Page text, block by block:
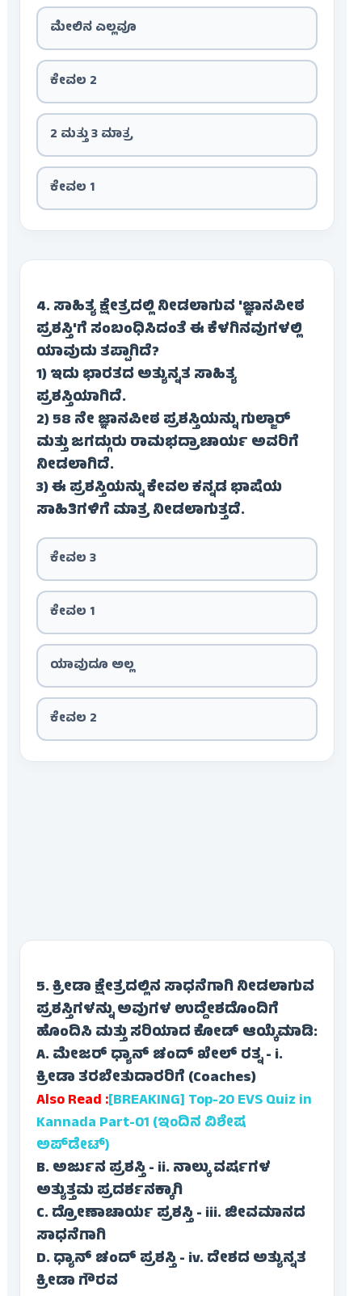
ಮೇಲಿನ ಎಲ್ಲವೂ
ಕೇವಲ 2
2 ಮತ್ತು 3 ಮಾತ್ರ
ಕೇವಲ 1
4. ಸಾಹಿತ್ಯ ಕ್ಷೇತ್ರದಲ್ಲಿ ನೀಡಲಾಗುವ 'ಜ್ಞಾನಪೀಠ
ಪ್ರಶಸ್ತಿ'ಗೆ ಸಂಬಂಧಿಸಿದಂತೆ ಈ ಕೆಳಗಿನವುಗಳಲ್ಲಿ
ಯಾವುದು ತಪ್ಪಾಗಿದೆ?
1) ಇದು ಭಾರತದ ಅತ್ಯುನ್ನತ ಸಾಹಿತ್ಯ
ಪ್ರಶಸ್ತಿಯಾಗಿದೆ.
2) 58 ನೇ ಜ್ಞಾನಪೀಠ ಪ್ರಶಸ್ತಿಯನ್ನು ಗುಲ್ಜಾರ್
ಮತ್ತು ಜಗದ್ಗುರು ರಾಮಭದ್ರಾಚಾರ್ಯ ಅವರಿಗೆ
ನೀಡಲಾಗಿದೆ.
3) ಈ ಪ್ರಶಸ್ತಿಯನ್ನು ಕೇವಲ ಕನ್ನಡ ಭಾಷೆಯ
ಸಾಹಿತಿಗಳಿಗೆ ಮಾತ್ರ ನೀಡಲಾಗುತ್ತದೆ.
ಕೇವಲ 3
ಕೇವಲ 1
ಯಾವುದೂ ಅಲ್ಲ
ಕೇವಲ 2
5. ಕ್ರೀಡಾ ಕ್ಷೇತ್ರದಲ್ಲಿನ ಸಾಧನೆಗಾಗಿ ನೀಡಲಾಗುವ
ಪ್ರಶಸ್ತಿಗಳನ್ನು ಅವುಗಳ ಉದ್ದೇಶದೊಂದಿಗೆ
ಹೊಂದಿಸಿ ಮತ್ತು ಸರಿಯಾದ ಕೋಡ್ ಆಯ್ಕೆಮಾಡಿ:
A. ಮೇಜರ್ ಧ್ಯಾನ್ ಚಂದ್ ಖೇಲ್ ರತ್ನ - i.
ಕ್ರೀಡಾ ತರಬೇತುದಾರರಿಗೆ (Coaches)
Also Read :[BREAKING] Top-20 EVS Quiz in
Kannada Part-01 (ಇಂದಿನ ವಿಶೇಷ
ಅಪ್‌ಡೇಟ್)
B. ಅರ್ಜುನ ಪ್ರಶಸ್ತಿ - ii. ನಾಲ್ಕು ವರ್ಷಗಳ
ಅತ್ಯುತ್ತಮ ಪ್ರದರ್ಶನಕ್ಕಾಗಿ
C. ದ್ರೋಣಾಚಾರ್ಯ ಪ್ರಶಸ್ತಿ - iii. ಜೀವಮಾನದ
ಸಾಧನೆಗಾಗಿ
D. ಧ್ಯಾನ್ ಚಂದ್ ಪ್ರಶಸ್ತಿ - iv. ದೇಶದ ಅತ್ಯುನ್ನತ
ಕ್ರೀಡಾ ಗೌರವ